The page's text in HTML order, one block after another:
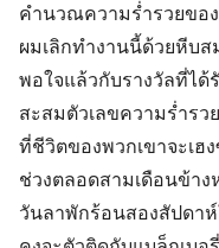
คำนวณความร่ำรวยขอ
ผมเลิกทำงานนี้ด้วยหีบส
พอใจแล้วกับรางวัลที่ไ
สะสมตัวเลขความร่ำรว
ที่ชีวิตของพวกเขาจะเ
ช่วงตลอดสามเดือนข้าง
วันลาพักร้อนสองสัปดาห์